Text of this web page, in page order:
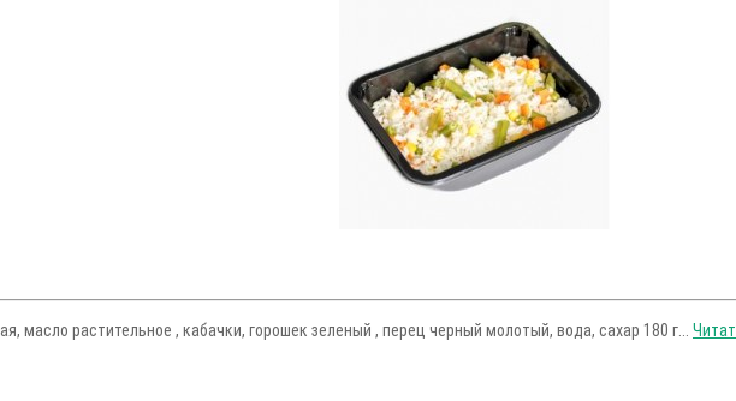
масло растительное , кабачки, горошек зеленый , перец черный молотый, вода, сахар 180 г...